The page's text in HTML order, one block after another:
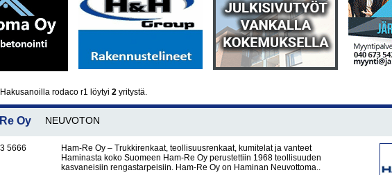
Hakusanoilla rodaco r1 löytyi 2 yritystä.
Oy NEUVOTON
5666
Ham-Re Oy – Trukkirenkaat, teollisuusrenkaat, kumitelat ja vanteet
Haminasta koko Suomeen Ham-Re Oy perustettiin 1968 teollisuuden
kasvaneisiin rengastarpeisiin. Ham-Re Oy on Haminan Neuvottoma..